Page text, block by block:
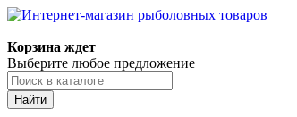
Корзина ждет
Выберите любое предложение
Найти